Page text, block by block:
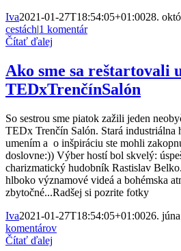
Iva2021-01-27T18:54:05+01:0028.
cestách|1 komentár
Čítať ďalej
Ako sme sa reštartovali
TEDxTrenčínSalón
So sestrou sme piatok zažili jeden
TEDx Trenčín Salón. Stará industriálna
umením a o inšpiráciu ste mohli
doslovne:)) Výber hostí bol skvelý:
charizmatický hudobník Rastislav
hlboko významové videá a bohémska
zbytočné...Radšej si pozrite
Iva2021-01-27T18:54:05+01:0026.
komentárov
Čítať ďalej